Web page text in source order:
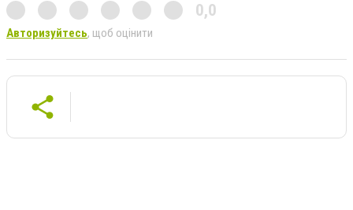
0,0
Авторизуйтесь, щоб оцінити